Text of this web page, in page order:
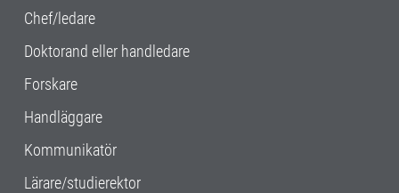
Chef/ledare
Doktorand eller handledare
Forskare
Handläggare
Kommunikatör
Lärare/studierektor